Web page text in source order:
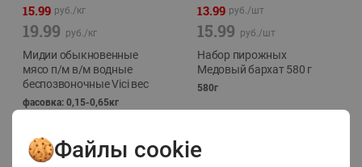
15.99 руб./кг
19.99 руб./кг
Мидии обыкновенные
мясо п/м в/м водные
беспозвоночные Vici вес
фасовка: 0,15-0,65кг
13.99 руб./шт
15.99 руб./шт
Набор пирожных
Медовый бархат 580 г
580г
Файлы cookie